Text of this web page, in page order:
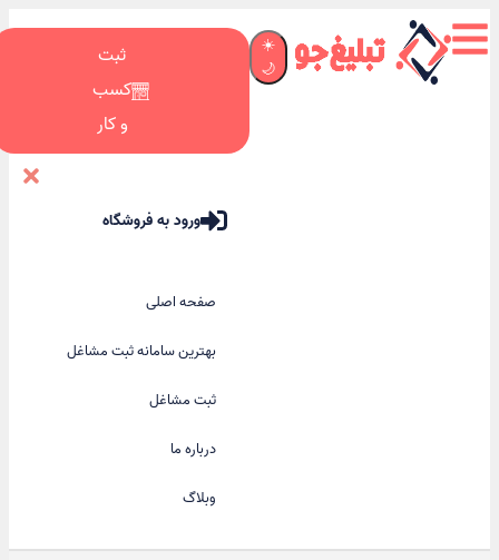
☀️
🌙
ثبت
کسب
و کار
ورود به فروشگاه
صفحه اصلی
بهترین سامانه ثبت مشاغل
ثبت مشاغل
درباره ما
وبلاگ